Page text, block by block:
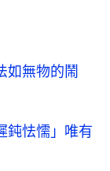
如無物的鬧
鈍怯懦」唯有